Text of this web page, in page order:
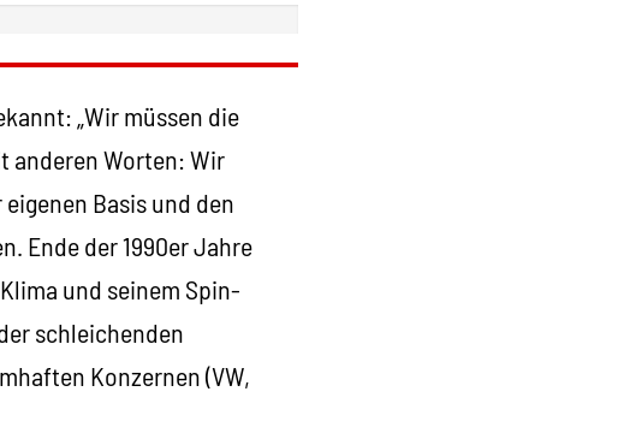
„Wir müssen die
anderen Worten: Wir
Basis und den
Ende der 1990er Jahre
und seinem Spin-
schleichenden
Konzernen (VW,